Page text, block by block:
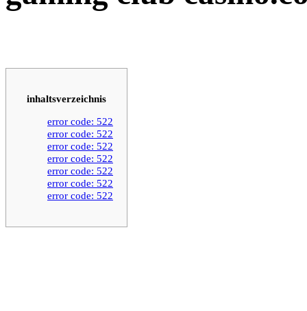
inhaltsverzeichnis
error code: 522
error code: 522
error code: 522
error code: 522
error code: 522
error code: 522
error code: 522